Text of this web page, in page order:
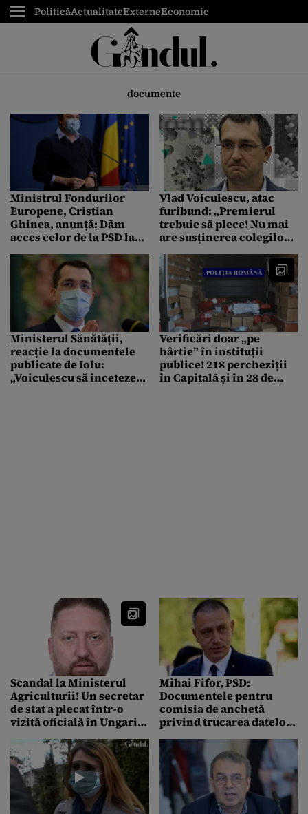
PoliticăActualitateExterneEconomic
documente
Ministrul Fondurilor
Europene, Cristian
Ghinea, anunță: Dăm
acces celor de la PSD la
aflate în lucru
Vlad Voiculescu, atac
furibund: „Premierul
trebuie să plece! Nu mai
are susținerea colegilor
onoare!”
Ministerul Sănătății,
reacție la documentele
publicate de Iolu:
„Voiculescu să înceteze
Verificări doar „pe
hârtie” în instituții
publice! 218 percheziții
în Capitală și în 28 de
Scandal la Ministerul
Agriculturii! Un secretar
de stat a plecat într-o
vizită oficială în Ungaria
Mihai Fifor, PSD:
Documentele pentru
comisia de anchetă
privind trucarea datelor